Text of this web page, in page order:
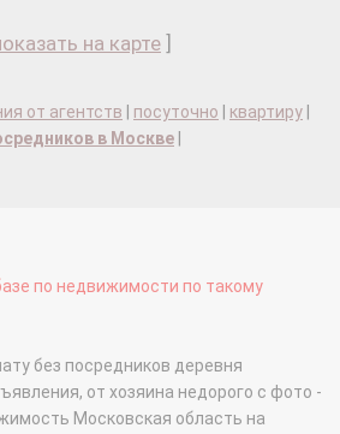
на карте
от агентств посуточно квартиру
в Москве
по недвижимости по такому
без посредников деревня
от хозяина недорого с фото -
Московская область на